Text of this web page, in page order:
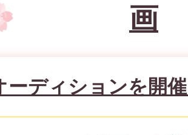
画
ーディションを開